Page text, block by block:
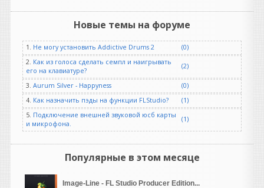
Рокобил
Уважаемые пианисты и
пользователи "Giglad".
Помогите пожалуйста
разобраться, где здесь
находится редактор
аккордовой прогрессии. И
есть ли он здесь вообще...
Второй день пытаюсь
аккорды по тактам
разложить, но
ничего кроме функции
"лайв" я здесь не нашел.
Новые темы на форуме
1. Не могу установить Addictive Drums 2
(0)
2. Как из голоса сделать семпл и наигрывать
его на клавиатуре?
(2)
3. Aurum Silver - Happyness
(0)
4. Как назначить пэды на функции FLStudio?
(1)
5. Подключение внешней звуковой юсб карты
и микрофона.
(1)
Популярные в этом месяце
Image-Line - FL Studio Producer Edition...